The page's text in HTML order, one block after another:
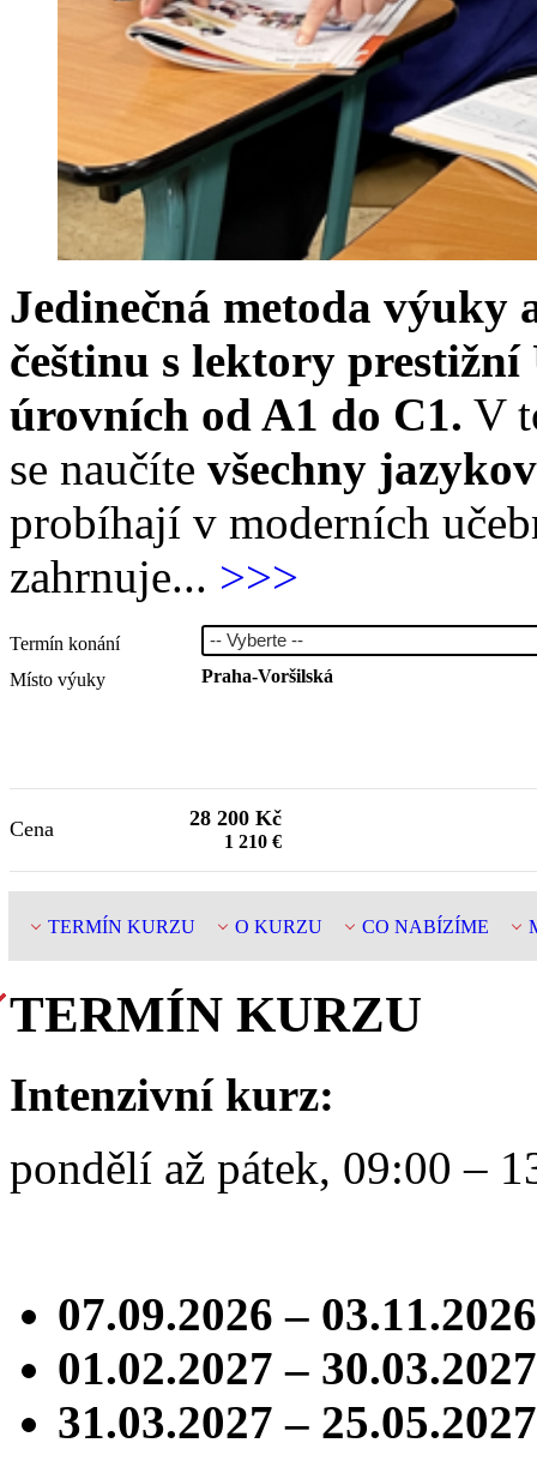
Jedinečná metoda výuky
češtinu s lektory
úrovních od A1 do C1. V
se naučíte všechny
probíhají v moderních
zahrnuje... >>>
Termín konání
Místo výuky
Praha-Voršilská
Cena 28 200 Kč
1 210 €
TERMÍN KURZU O KURZU CO NABÍZÍME
TERMÍN KURZU
Intenzivní kurz:
pondělí až pátek, 09:00 –
07.09.2026 – 03.11.2026
01.02.2027 – 30.03.2027
31.03.2027 – 25.05.2027